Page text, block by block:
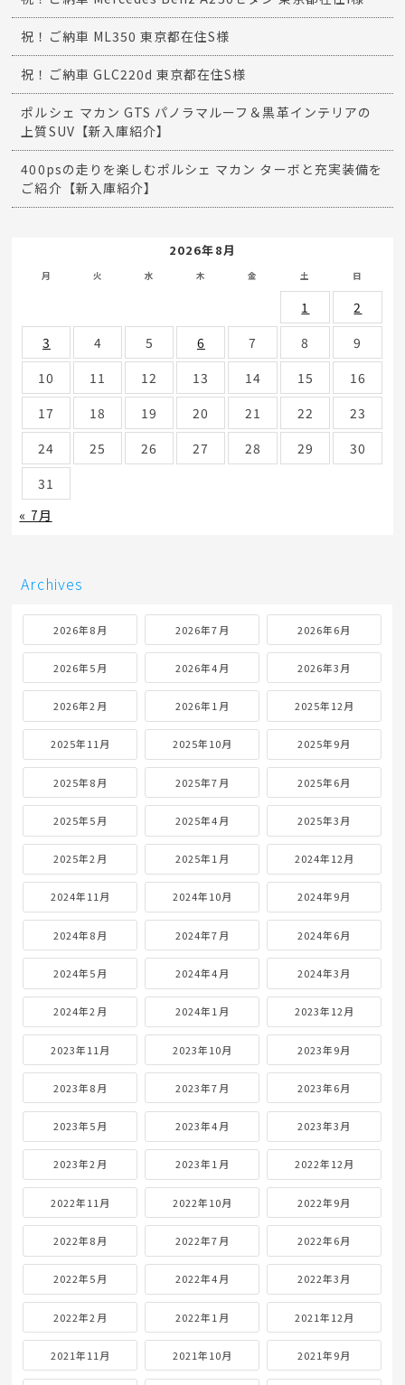
祝！ご納車 ML350 東京都在住S様
祝！ご納車 GLC220d 東京都在住S様
ポルシェ マカン GTS パノラマルーフ＆黒革インテリアの
上質SUV【新入庫紹介】
400psの走りを楽しむポルシェ マカン ターボと充実装備を
ご紹介【新入庫紹介】
2026年8月
月 火 水 木 金 土 日
1
2
3
4 5 6 7 8
9
10
11 12 13 14 15
16
17
18 19 20 21 22
23
24
25 26 27 28 29
30
31
« 7月
Archives
2026年8月 2026年7月 2026年6月
2026年5月 2026年4月 2026年3月
2026年2月 2026年1月 2025年12月
2025年11月 2025年10月 2025年9月
2025年8月 2025年7月 2025年6月
2025年5月 2025年4月 2025年3月
2025年2月 2025年1月 2024年12月
2024年11月 2024年10月 2024年9月
2024年8月 2024年7月 2024年6月
2024年5月 2024年4月 2024年3月
2024年2月 2024年1月 2023年12月
2023年11月 2023年10月 2023年9月
2023年8月 2023年7月 2023年6月
2023年5月 2023年4月 2023年3月
2023年2月 2023年1月 2022年12月
2022年11月 2022年10月 2022年9月
2022年8月 2022年7月 2022年6月
2022年5月 2022年4月 2022年3月
2022年2月 2022年1月 2021年12月
2021年11月 2021年10月 2021年9月